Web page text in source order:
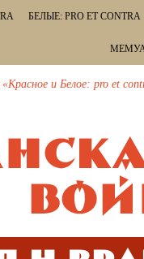
БЕЛЫЕ: PRO ET CONTRA
и Белое: pro et